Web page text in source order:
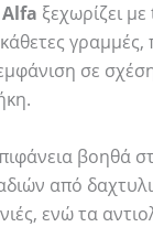
ξεχωρίζει
κάθετες
σε
βοηθά
από
ενώ τα